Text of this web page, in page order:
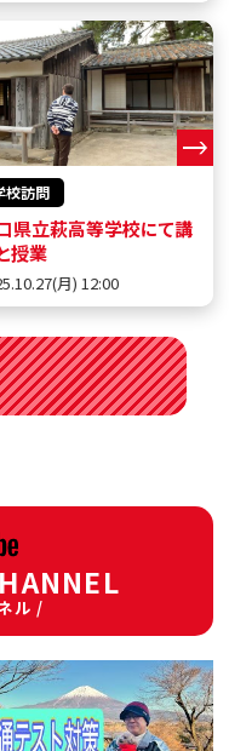
校訪問
県立萩高等学校にて講
授業
月) 12:00
ル /